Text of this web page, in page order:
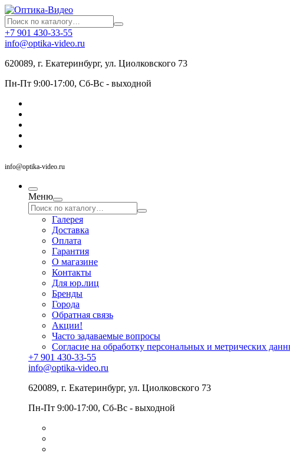
+7 901 430-33-55
info@optika-video.ru
620089, г. Екатеринбург, ул. Циолковского 73
Пн-Пт 9:00-17:00, Сб-Вс - выходной
info@optika-video.ru
Меню
Галерея
Доставка
Оплата
Гарантия
О магазине
Контакты
Для юр.лиц
Бренды
Города
Обратная связь
Акции!
Часто задаваемые вопросы
Согласие на обработку персональных и метрических
+7 901 430-33-55
info@optika-video.ru
620089, г. Екатеринбург, ул. Циолковского 73
Пн-Пт 9:00-17:00, Сб-Вс - выходной